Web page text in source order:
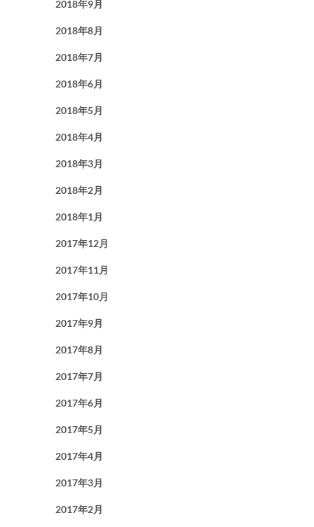
2018年9月
2018年8月
2018年7月
2018年6月
2018年5月
2018年4月
2018年3月
2018年2月
2018年1月
2017年12月
2017年11月
2017年10月
2017年9月
2017年8月
2017年7月
2017年6月
2017年5月
2017年4月
2017年3月
2017年2月